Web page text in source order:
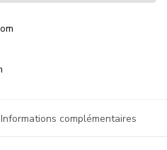
Informations complémentaires